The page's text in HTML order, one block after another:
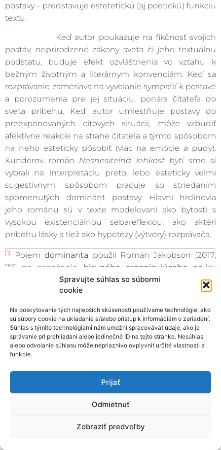
Spravujte súhlas so súbormi
cookie
Na poskytovanie tých najlepších skúseností používame technológie, ako
sú súbory cookie na ukladanie a/alebo prístup k informáciám o zariadení.
Súhlas s týmito technológiami nám umožní spracovávať údaje, ako je
správanie pri prehliadaní alebo jedinečné ID na tejto stránke. Nesúhlas
alebo odvolanie súhlasu môže nepriaznivo ovplyvniť určité vlastnosti a
funkcie.
Prijať
Odmietnuť
Zobraziť predvoľby
postavy – predstavuje estetetickú (aj poetickú) funkciu
textu.
Keď autor poukazuje na fikčnosť svojich
postáv, neprirodzené zákony sveta či jeho textuálnu
podstatu, buduje efekt ozvláštnenia vo vzťahu k
bežným životným a literárnym konvenciám. Keď sa
rozprávanie zameriava na vyvolanie sympatií k postave
a porozumenia pre jej situáciu, ponára čitateľa do
sveta príbehu. Keď autor umiestňuje postavy do
preexponovaných citových situácií, môže vzbudiť
afektívne reakcie na strane čitateľa a týmto spôsobom
na neho esteticky pôsobiť (viac na emócie a pudy).
Kunderov román Nesnesitelná lehkost bytísme si
vybrali na interpretáciu preto, lebo esteticky veľmi
sugestívnym spôsobom pracuje so striedaním
spomenutých dominánt postavy. Hlavní hrdinovia
jeho románu sú v texte modelovaní ako bytosti s
vysokou existenciálnou sebareflexiou, ako aktéri
príbehu lásky a tiež ako hypotézy (výtvory) rozprávača.
[1] Pojemdominanta použil Roman Jakobson (2017:
77) na označenie hlavného
organizujúceho prvku
textovej štruktúry. Ruský formalista skúmal
dominantu najmä v lingvistickej rovine ako napríklad
vzťahov ako striedanie dominanty formy a obsahu v
umeleckých hnutiach a smeroch. Pojem dominanta
použil tiež Brian McHale (2001: 6), keď rozlíšil
modernistickú a postmodernistickú fikciu na základe
ontologickej problematike (pre modernistický text je
charakteristická orientácia textu na problém poznania
a vyjadrenia sveta, problém vyjadrenia vnútorného
postmodernistický text je to zas problematizácia